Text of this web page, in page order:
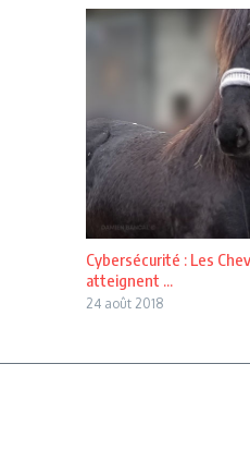
Cybersécurité : Les
atteignent ...
24 août 2018